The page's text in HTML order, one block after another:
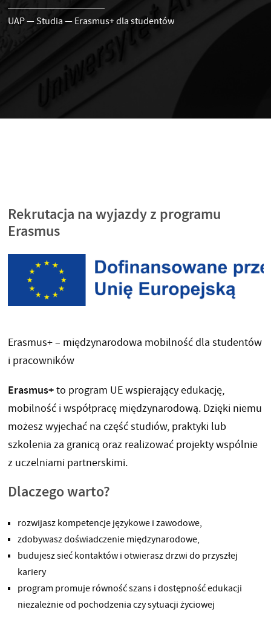
UAP—Studia — Erasmus+ dla studentów
Rekrutacja na wyjazdy z programu
Erasmus
Erasmus+ – międzynarodowa mobilność dla studentów
i pracowników
Erasmus+to program UE wspierający edukację,
mobilność i współpracę międzynarodową. Dzięki niemu
możesz wyjechać na część studiów, praktyki lub
szkolenia za granicą oraz realizować projekty wspólnie
z uczelniami partnerskimi.
Dlaczego warto?
rozwijasz kompetencje językowe i zawodowe,
zdobywasz doświadczenie międzynarodowe,
budujesz sieć kontaktów i otwierasz drzwi do przyszłej
kariery
program promuje równość szans i dostępność edukacji
niezależnie od pochodzenia czy sytuacji życiowej